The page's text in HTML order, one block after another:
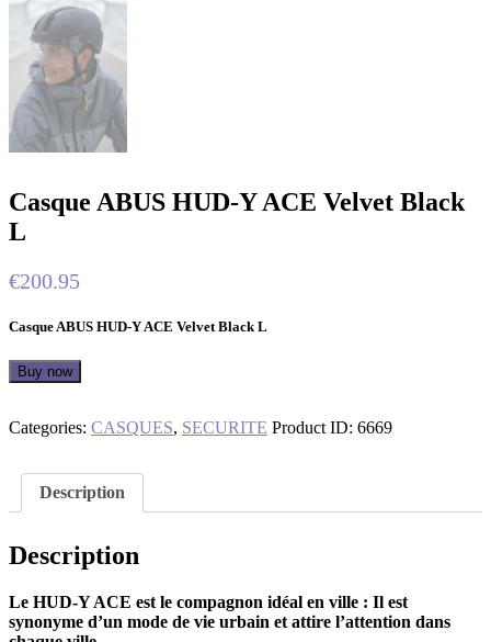
Casque ABUS HUD-Y ACE Velvet Black
L
€200.95
Casque ABUS HUD-Y ACE Velvet Black L
Buy now
Categories: CASQUES, SECURITE Product ID: 6669
Description
Description
Le HUD-Y ACE est le compagnon idéal en ville : Il est
synonyme d’un mode de vie urbain et attire l’attention dans